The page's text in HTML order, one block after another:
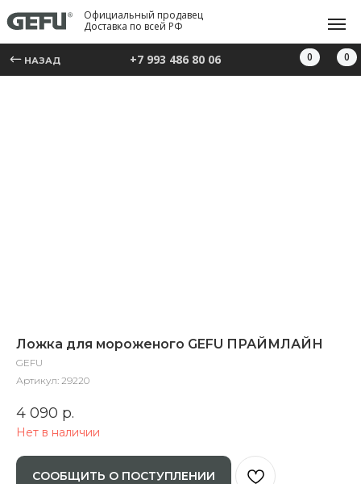
0 0
НАЗАД +7 993 486 80 06
Официальный продавец
Доставка по всей РФ
Ложка для мороженого GEFU ПРАЙМЛАЙН
GEFU
Артикул: 29220
4 090 р.
Нет в наличии
СООБЩИТЬ О ПОСТУПЛЕНИИ